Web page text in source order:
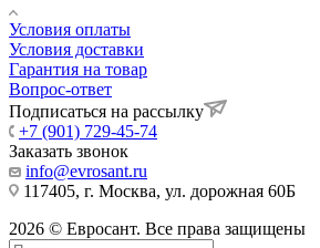
Условия оплаты
Условия доставки
Гарантия на товар
Вопрос-ответ
Подписаться на рассылку
+7 (901) 729-45-74
Заказать звонок
info@evrosant.ru
117405, г. Москва, ул. дорожная 60Б
2026 © Евросант. Все права защищены